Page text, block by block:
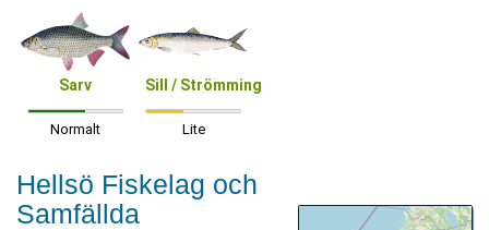
Sarv
Normalt
Sill / Strömming
Lite
Hellsö Fiskelag och
Samfällda